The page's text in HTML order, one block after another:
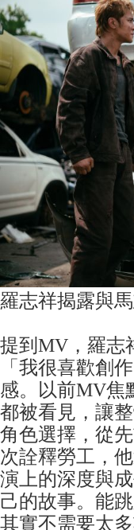
羅志祥揭露與
提到MV，羅志
「我很喜歡創
感。以前MV焦
都被看見，讓
角色選擇，從
次詮釋勞工，
演上的深度與
己的故事。能
其實不需要太